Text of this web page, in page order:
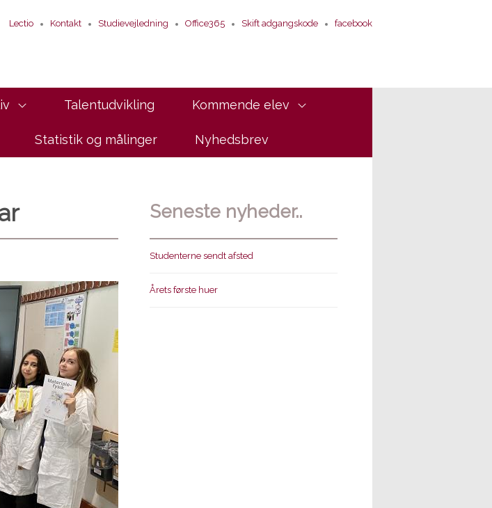
Lectio Kontakt Studievejledning Office365 Skift adgangskode facebook
Talentudvikling Kommende elev
Statistik og målinger Nyhedsbrev
Seneste nyheder..
Studenterne sendt afsted
Årets første huer